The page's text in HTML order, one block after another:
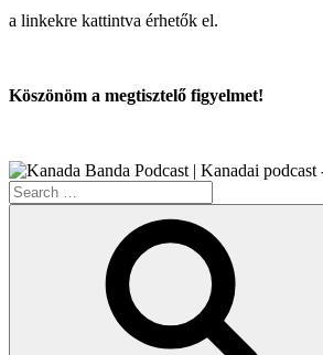
a linkekre kattintva érhetők el.
Köszönöm a megtisztelő figyelmet!
Search
for: